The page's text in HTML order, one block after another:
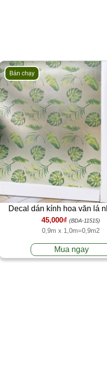
Bán chạy
Decal dán kính hoa văn lá
90cm x 1m
45,000₫ (BDA-11515)
0,9m x 1,0m=0,9m2
Mua ngay